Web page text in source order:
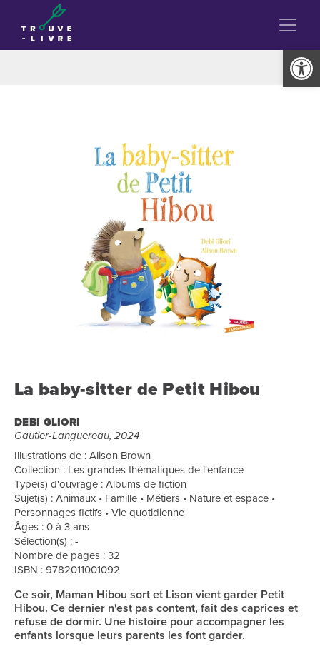
Ouvrir
La baby-sitter de Petit Hibou
DEBI GLIORI
Gautier-Languereau, 2024
Illustrations de : Alison Brown
Collection : Les grandes thématiques de l'enfance
Type(s) d'ouvrage : Albums de fiction
Sujet(s) : Animaux • Famille • Métiers • Nature et espace •
Personnages fictifs • Vie quotidienne
Âges : 0 à 3 ans
Sélection(s) : -
Nombre de pages : 32
ISBN : 9782011001092
Ce soir, Maman Hibou sort et Lison vient garder Petit
Hibou. Ce dernier n'est pas content, fait des caprices et
refuse de dormir. Une histoire pour accompagner les
enfants lorsque leurs parents les font garder.